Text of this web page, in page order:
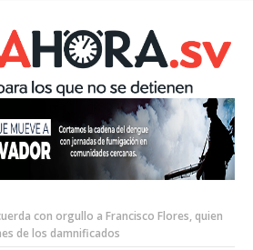
con orgullo a Francisco Flores, quien
de los damnificados